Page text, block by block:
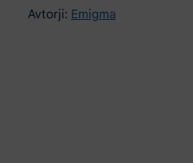
Avtorji: Emigma